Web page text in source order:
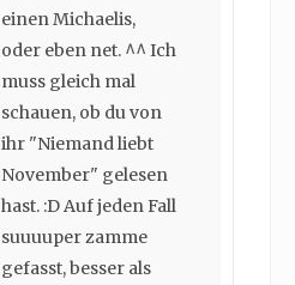
einen Michaelis,
oder eben net. ^^ Ich
muss gleich mal
schauen, ob du von
ihr "Niemand liebt
November" gelesen
hast. :D Auf jeden Fall
suuuuper zamme
gefasst, besser als